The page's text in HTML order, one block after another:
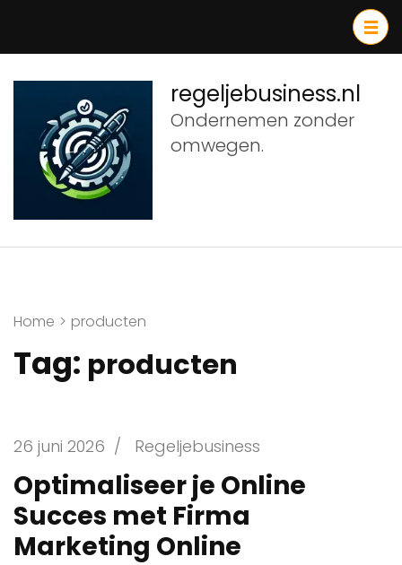
inhoud
(druk
Enter)
regeljebusiness.nl
Ondernemen zonder
omwegen.
Home > producten
Tag: producten
26 juni 2026 / Regeljebusiness
Optimaliseer je Online
Succes met Firma
Marketing Online